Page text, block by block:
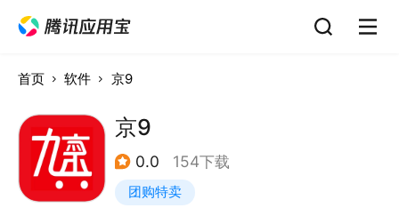
首页 软件 京9
京9
0.0 154下载
团购特卖